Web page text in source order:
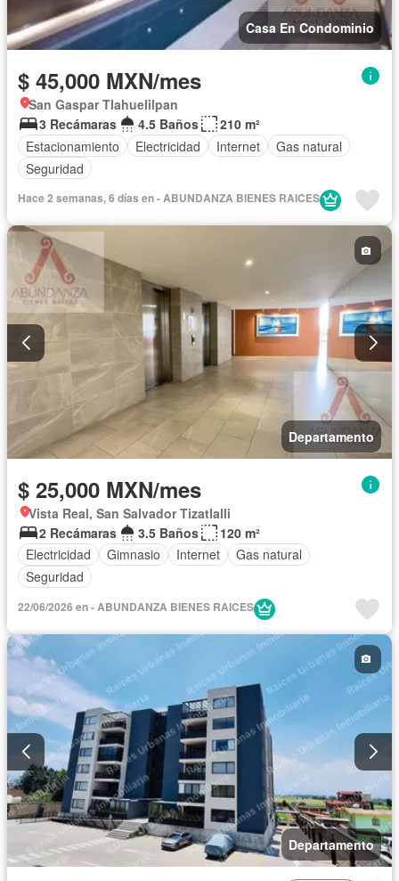
Casa En Condominio
$ 45,000 MXN/mes
San Gaspar Tlahuelilpan
3 Recámaras
4.5 Baños
210 m²
Estacionamiento
Electricidad Internet
Gas natural
Seguridad
Hace 2 semanas, 6 días en - ABUNDANZA BIENES RAICES
Departamento
$ 25,000 MXN/mes
Vista Real, San Salvador Tizatlalli
2 Recámaras
3.5 Baños
120 m²
Electricidad
Gimnasio Internet
Gas natural
Seguridad
22/06/2026 en - ABUNDANZA BIENES RAICES
Departamento